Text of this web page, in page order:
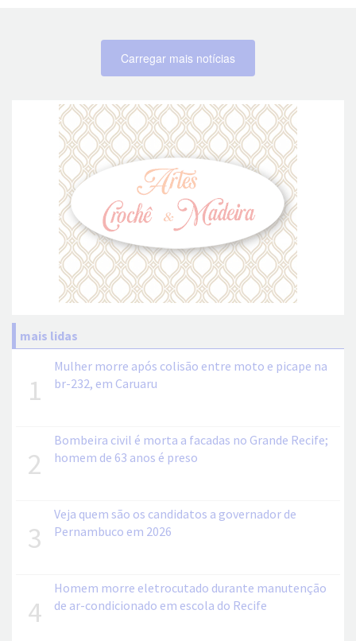
Carregar mais notícias
mais lidas
1
Mulher morre após colisão entre moto e picape na
br-232, em Caruaru
2
Bombeira civil é morta a facadas no Grande Recife;
homem de 63 anos é preso
3
Veja quem são os candidatos a governador de
Pernambuco em 2026
4
Homem morre eletrocutado durante manutenção
de ar-condicionado em escola do Recife